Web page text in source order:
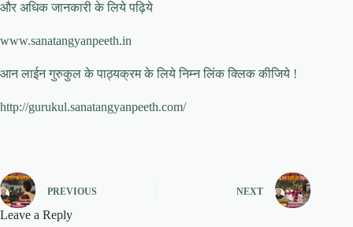
और अधिक जानकारी के लिये पढ़िये
www.sanatangyanpeeth.in
आन लाईन गुरुकुल के पाठ्यक्रम के लिये निम्न लिंक क्लिक कीजिये !
http://gurukul.sanatangyanpeeth.com/
PREVIOUS NEXT
Leave a Reply